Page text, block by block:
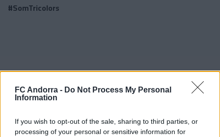
FC Andorra - Do Not Process My Personal
Information
If you wish to opt-out of the sale, sharing to third parties, or
processing of your personal or sensitive information for
#SomTricolors